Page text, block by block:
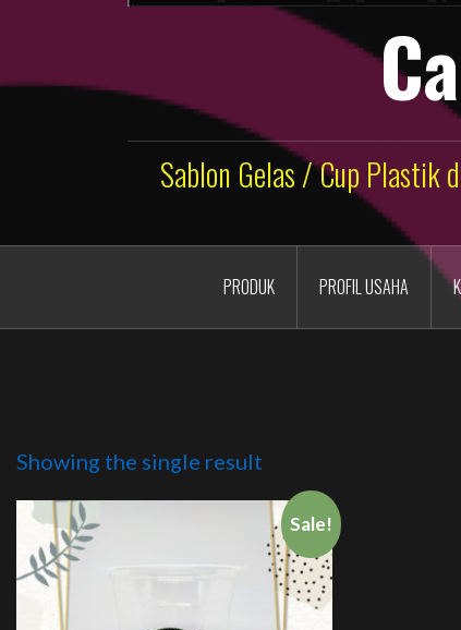
Sablon Gelas / Cup Plastik
PRODUK PROFIL USAHA
Showing the single result
Sale!